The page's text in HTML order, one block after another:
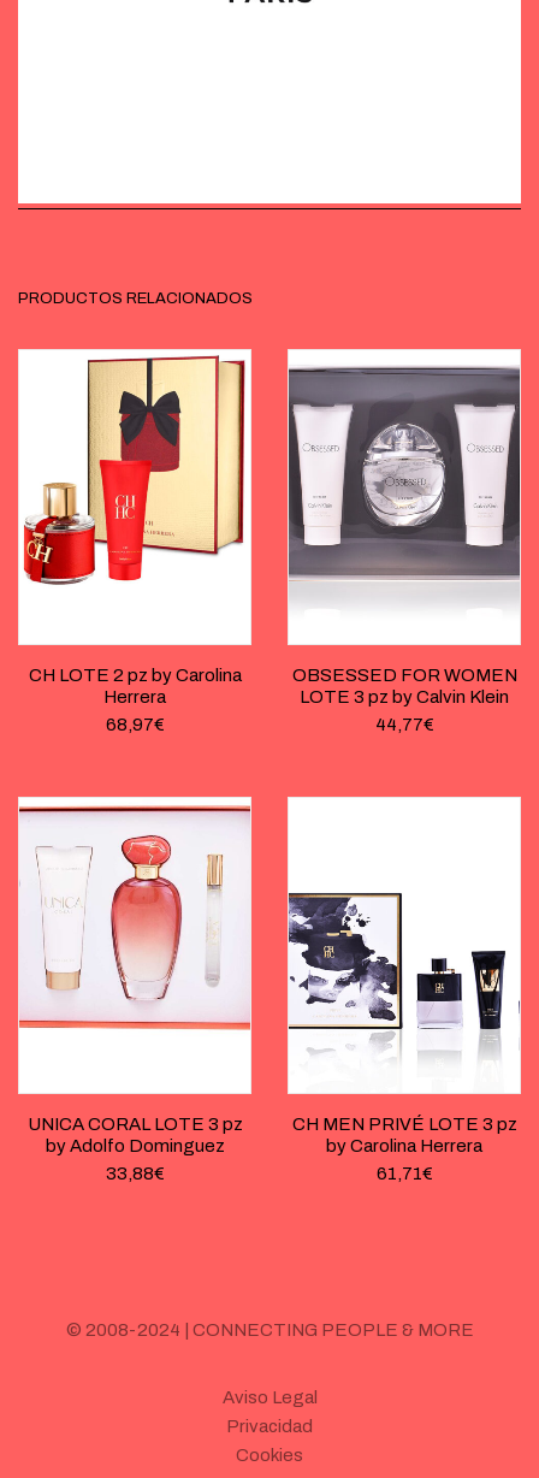
PRODUCTOS RELACIONADOS
CH LOTE 2 pz by Carolina
Herrera
68,97€
OBSESSED FOR WOMEN
LOTE 3 pz by Calvin Klein
44,77€
UNICA CORAL LOTE 3 pz
by Adolfo Dominguez
33,88€
CH MEN PRIVÉ LOTE 3 pz
by Carolina Herrera
61,71€
© 2008-2024 | CONNECTING PEOPLE & MORE
Aviso Legal
Privacidad
Cookies